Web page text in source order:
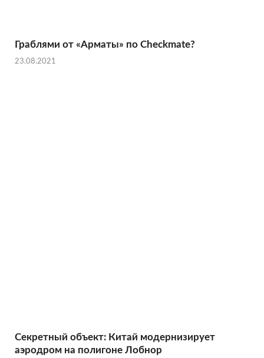
Граблями от «Арматы» по Checkmate?
23.08.2021
Секретный объект: Китай модернизирует
аэродром на полигоне Лобнор